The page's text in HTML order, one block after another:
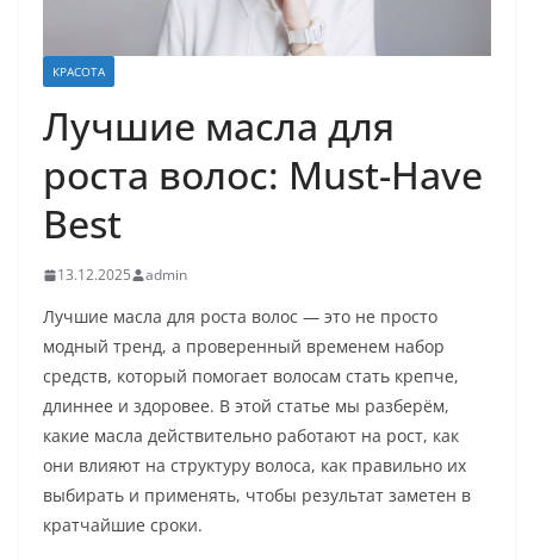
КРАСОТА
Лучшие масла для
роста волос: Must-Have
Best
13.12.2025 admin
Лучшие масла для роста волос — это не просто
модный тренд, а проверенный временем набор
средств, который помогает волосам стать крепче,
длиннее и здоровее. В этой статье мы разберём,
какие масла действительно работают на рост, как
они влияют на структуру волоса, как правильно их
выбирать и применять, чтобы результат заметен в
кратчайшие сроки.